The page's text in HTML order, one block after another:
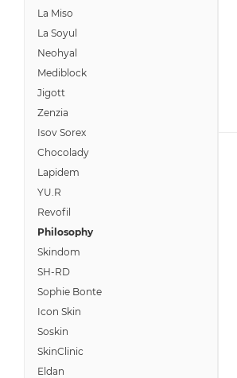
La Miso
La Soyul
Neohyal
Mediblock
Jigott
Zenzia
Isov Sorex
Chocolady
Lapidem
YU.R
Revofil
Philosophy
Skindom
SH-RD
Sophie Bonte
Icon Skin
Soskin
SkinClinic
Eldan